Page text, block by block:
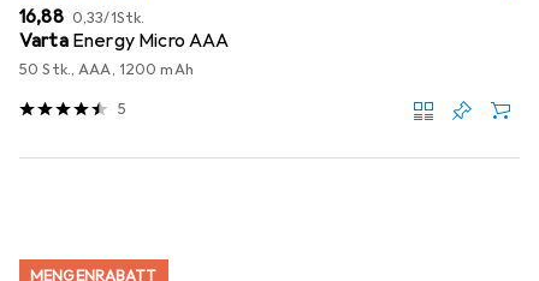
EUR
16,88 EUR
0,33/1Stk.
Varta Energy Micro AAA
50 Stk., AAA, 1200 mAh
5
MENGENRABATT